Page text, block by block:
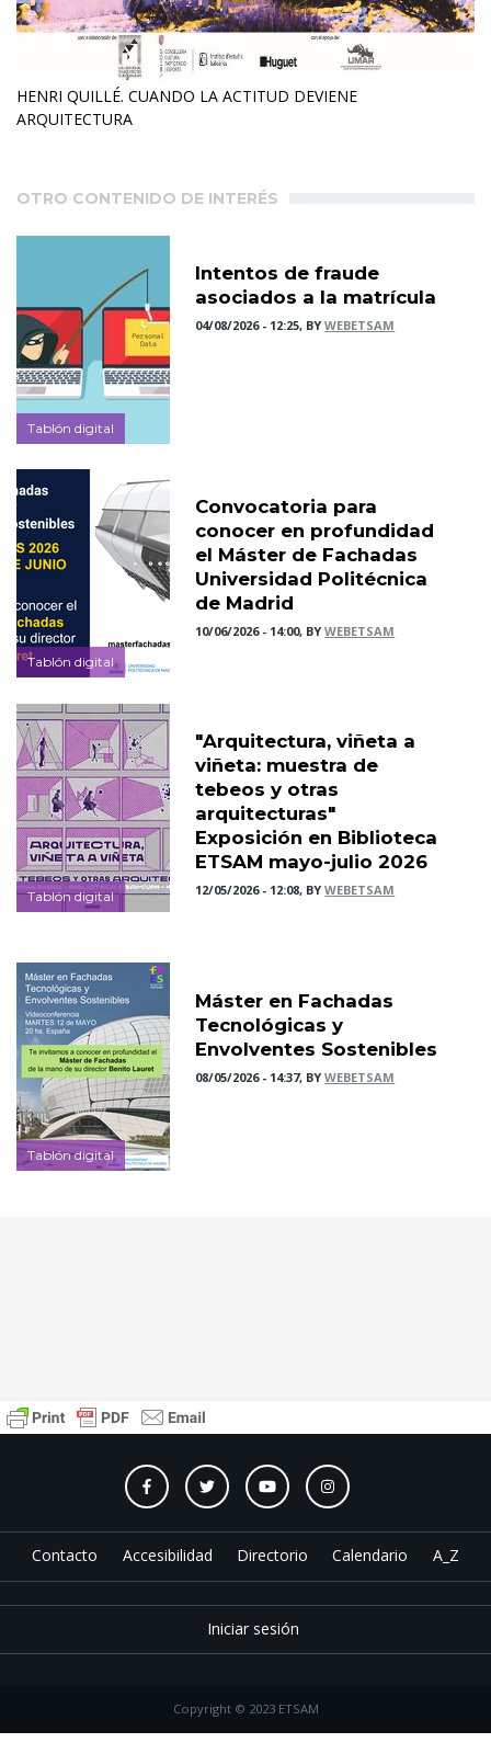
HENRI QUILLÉ. CUANDO LA ACTITUD DEVIENE
ARQUITECTURA
OTRO CONTENIDO DE INTERÉS
Tablón digital
Intentos de fraude
asociados a la matrícula
04/08/2026 - 12:25, BYWEBETSAM
Tablón digital
Convocatoria para
conocer en profundidad
el Máster de Fachadas
Universidad Politécnica
de Madrid
10/06/2026 - 14:00, BYWEBETSAM
Tablón digital
"Arquitectura, viñeta a
viñeta: muestra de
tebeos y otras
arquitecturas"
Exposición en Biblioteca
ETSAM mayo-julio 2026
12/05/2026 - 12:08, BYWEBETSAM
Tablón digital
Máster en Fachadas
Tecnológicas y
Envolventes Sostenibles
08/05/2026 - 14:37, BYWEBETSAM
Contacto Accesibilidad Directorio Calendario A_Z
Iniciar sesión
Copyright © 2023 ETSAM